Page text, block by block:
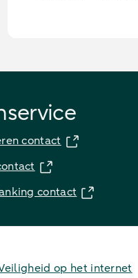
contact
contact
op het internet